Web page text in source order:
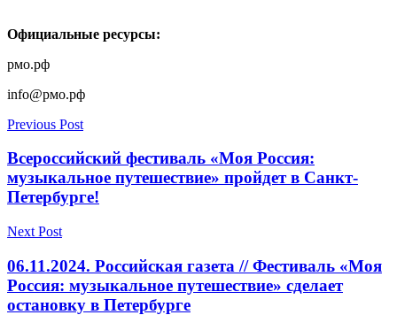
Официальные ресурсы:
рмо.рф
info@рмо.рф
Previous Post
Всероссийский фестиваль «Моя Россия:
музыкальное путешествие» пройдет в Санкт-
Петербурге!
Next Post
06.11.2024. Российская газета // Фестиваль «Моя
Россия: музыкальное путешествие» сделает
остановку в Петербурге